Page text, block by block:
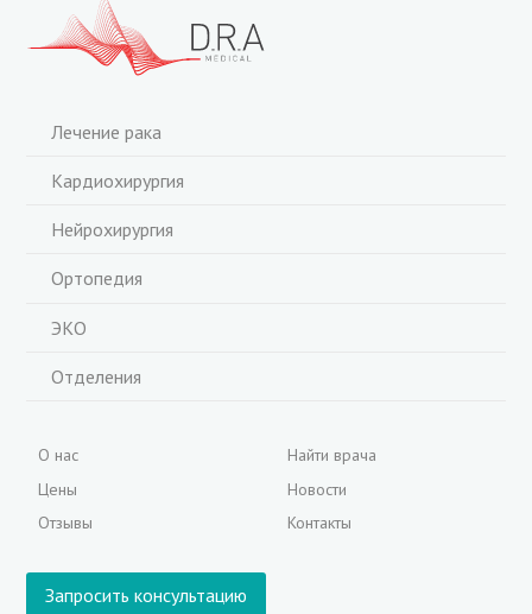
Лечение рака
Кардиохирургия
Нейрохирургия
Ортопедия
ЭКО
Отделения
О нас
Цены
Отзывы
Найти врача
Новости
Контакты
Запросить консультацию